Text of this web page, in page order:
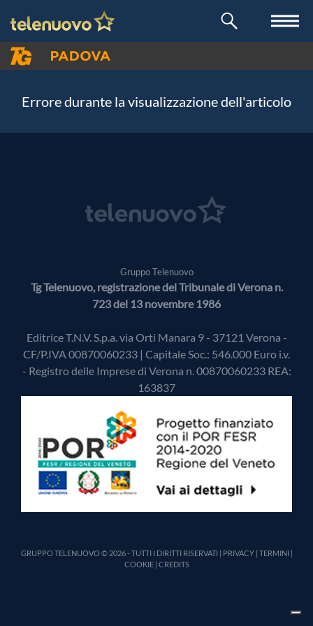
Errore durante la visualizzazione dell'articolo
Gruppo Telenuovo
Tg Telenuovo, registrazione del Tribunale di Verona n.
723 del 13 novembre 1986
Editrice T.N.V. S.p.a. via Orti Manara 9 - 37121 Verona -
CF/P.IVA 00870060233 | Capitale Soc.: 546.000 Euro i.v.
- Registro delle Imprese di Verona n. 00870060233 REA:
163837
GRUPPO TELENUOVO © 2026 - TUTTI I DIRITTI RISERVATI | PRIVACY| TERMINI|
COOKIE| CREDITS